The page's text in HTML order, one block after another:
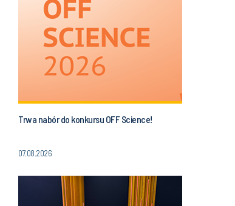
Trwa nabór do konkursu OFF Science!
07.08.2026